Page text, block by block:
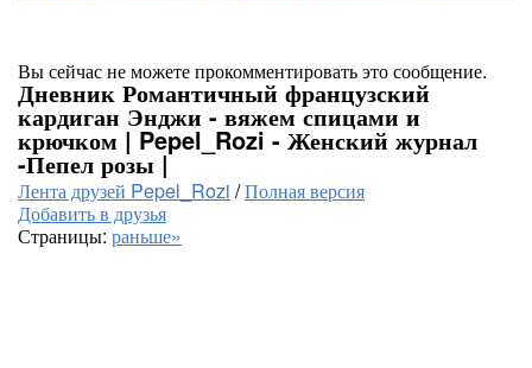
Вы сейчас не можете прокомментировать это сообщение.
Дневник Романтичный французский
кардиган Энджи - вяжем спицами и
крючком | Pepel_Rozi - Женский журнал
-Пепел розы |
Лента друзей Pepel_Rozi /Полная версия
Добавить в друзья
Страницы: раньше»